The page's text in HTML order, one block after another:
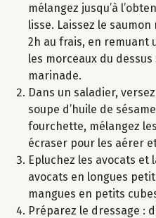
mélangez jusqu’à
lisse. Laissez le
2h au frais, en remuant
les morceaux du
marinade.
Dans un saladier,
soupe d’huile de
fourchette, mélangez
écraser pour les aérer
Epluchez les avocats et
avocats en longues
mangues en petits
Préparez le dressage :